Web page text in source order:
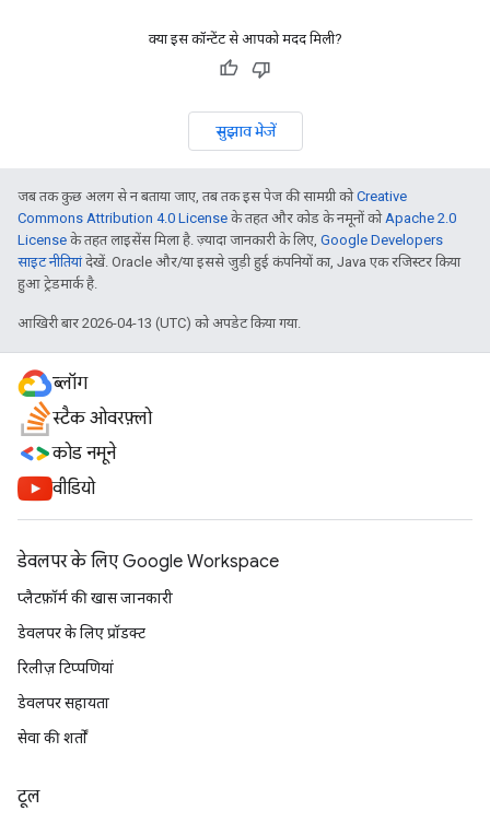
क्या इस कॉन्टेंट से आपको मदद मिली?
सुझाव भेजें
जब तक कुछ अलग से न बताया जाए, तब तक इस पेज की सामग्री कोCreative
Commons Attribution 4.0 License के तहत और कोड के नमूनों कोApache 2.0
License के तहत लाइसेंस मिला है. ज़्यादा जानकारी के लिए, Google Developers
साइट नीतियांदेखें. Oracle और/या इससे जुड़ी हुई कंपनियों का, Java एक रजिस्टर किया
हुआ ट्रेडमार्क है.
आखिरी बार 2026-04-13 (UTC) को अपडेट किया गया.
ब्लॉग
स्टैक ओवरफ़्लो
कोड नमूने
वीडियो
डेवलपर के लिए Google Workspace
प्लैटफ़ॉर्म की खास जानकारी
डेवलपर के लिए प्रॉडक्ट
रिलीज़ टिप्पणियां
डेवलपर सहायता
सेवा की शर्तों
टूल